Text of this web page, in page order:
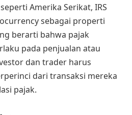
Amerika Serikat, IRS
sebagai properti
berarti bahwa pajak
pada penjualan atau
dan trader harus
dari transaksi mereka
pajak.